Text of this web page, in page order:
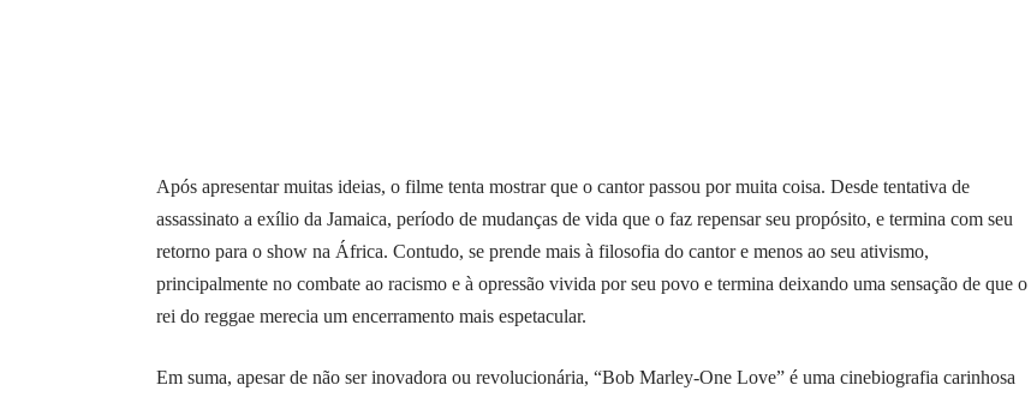
Após apresentar muitas ideias, o filme tenta mostrar que o cantor passou por muita coisa. Desde tentativa de
assassinato a exílio da Jamaica, período de mudanças de vida que o faz repensar seu propósito, e termina com seu
retorno para o show na África. Contudo, se prende mais à filosofia do cantor e menos ao seu ativismo,
principalmente no combate ao racismo e à opressão vivida por seu povo e termina deixando uma sensação de que o
rei do reggae merecia um encerramento mais espetacular.
Em suma, apesar de não ser inovadora ou revolucionária, “Bob Marley-One Love” é uma cinebiografia carinhosa